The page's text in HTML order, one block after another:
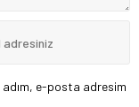
adım, e-posta adresim